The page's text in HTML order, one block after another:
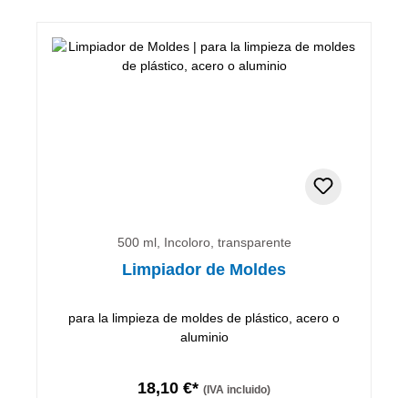
500 ml, Incoloro, transparente
Limpiador de Moldes
para la limpieza de moldes de plástico, acero o
aluminio
18,10 €* (IVA incluido)